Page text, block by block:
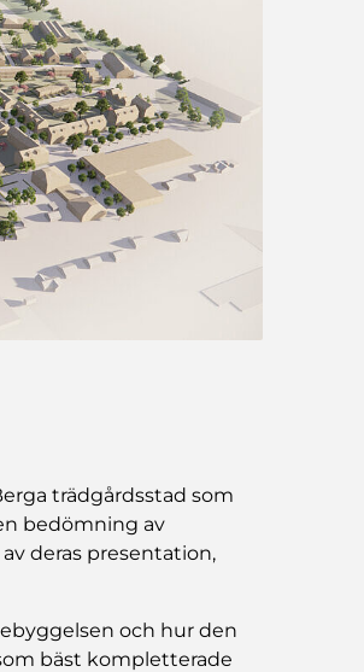
trädgårdsstad som
bedömning av
deras presentation,
och hur den
bäst kompletterade